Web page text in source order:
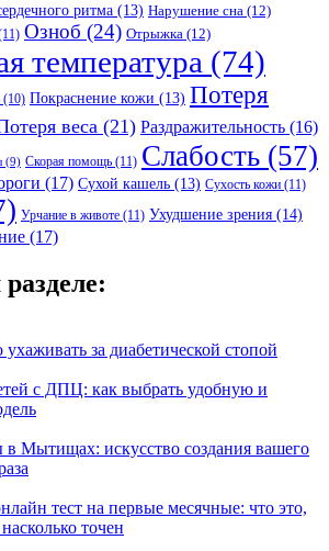
ритма (13) Нарушение сна (12)
Озноб (24) Отрыжка (12)
температура (74)
(10) Покраснение кожи (13) Потеря
веса (21) Раздражительность (16)
(9) Скорая помощь (11) Слабость (57)
(17) Сухой кашель (13) Сухость кожи (11)
Урчание в животе (11) Ухудшение зрения (14)
(17)
за диабетической стопой
с ДПЦ: как выбрать удобную и
в Мытищах: искусство создания вашего
тест на первые месячные: что это,
точен